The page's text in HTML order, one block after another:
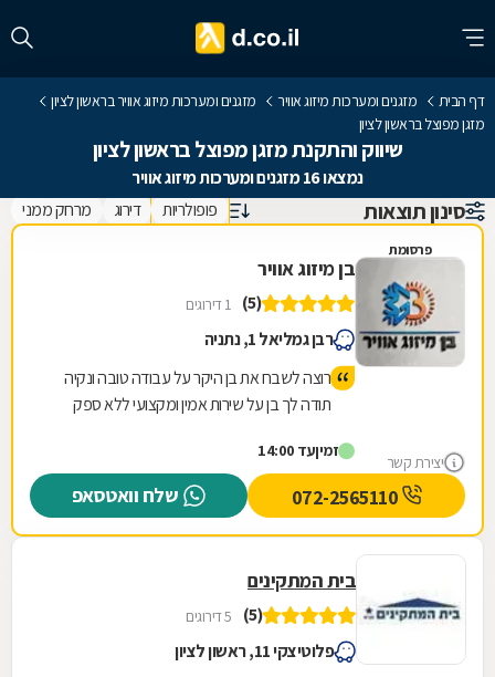
דף הבית מזגנים ומערכות מיזוג אוויר
מזגנים ומערכות מיזוג אוויר בראשון לציון
מזגן מפוצל בראשון לציון
שיווק והתקנת מזגן מפוצל בראשון לציון
נמצאו 16 מזגנים ומערכות מיזוג אוויר
סינון תוצאות פופולריות דירוג מרחק ממני
פרסומת
יצירת קשר
בן מיזוג אוויר
(5) 1 דירוגים
רבן גמליאל 1, נתניה
רוצה לשבח את בן היקר על עבודה טובה ונקיה
תודה לך בן על שירות אמין ומקצועי ללא ספק
זמיןעד 14:00
שלח וואטסאפ
בית המתקינים
(5) 5 דירוגים
פלוטיצקי 11, ראשון לציון